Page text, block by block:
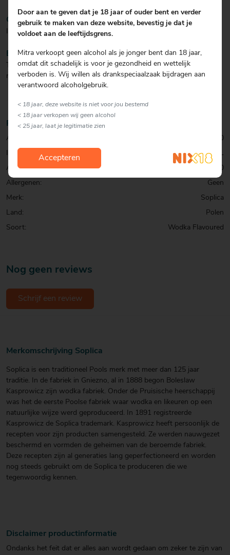
COCKTAIL
Ideaal gekoeld als digestief of in cocktails.
BIJZONDERHEDEN
Traditionele Poolse stijl likeur (nalewka-achtig), gemaakt met
natuurlijke citroenextract/sap.
Nog geen reviews
Schrijf een review
Productinformatie
Artikelcode:
0001069570
Inhoud:
50 CL
Alcohol percentage:
26,0
Allergenen:
Geen
Merk:
Soplica
Land:
Polen
Soort:
Wodka Flavoured
Merkomschrijving Soplica
Soplica is een traditioneel Pools merk met meer dan 125 jaar
traditie. In de fabriek in Gniezno, al in 1888 begon Boleslaw
Kasprowicz zijn wodka fabriek. Onder de Pruisische heerschappij
was het de eerste Poolse fabriek waar wodka en likeuren op een
natuurlijke wijze werd geproduceerd. In 1891 registreerde
Kasprowicz de Soplica trademark. Kasprowicz heeft persoonlijk de
recepten voor zijn producten samengesteld. Ze werden nauwgezet
beschermd en vormden de geheimen van de beroemde fabriek.
Deze recepten zijn al generaties lang geperfectioneerd en worden
nog steeds gebruikt om de Soplica te produceren die we
tegenwoordig kennen.
Disclaimer productinformatie
Ondanks het feit dat er alles aan wordt gedaan om zeker te zijn van
Door aan te geven dat je 18 jaar of ouder bent en verder
gebruik te maken van deze website, bevestig je dat je
voldoet aan de leeftijdsgrens.
Mitra verkoopt geen alcohol als je jonger bent dan 18 jaar,
omdat dit schadelijk is voor je gezondheid en wettelijk
verboden is. Wij willen als drankspeciaalzaak bijdragen aan
verantwoord alcoholgebruik.
< 18 jaar, deze website is niet voor jou bestemd
< 18 jaar verkopen wij geen alcohol
< 25 jaar, laat je legitimatie zien
Accepteren